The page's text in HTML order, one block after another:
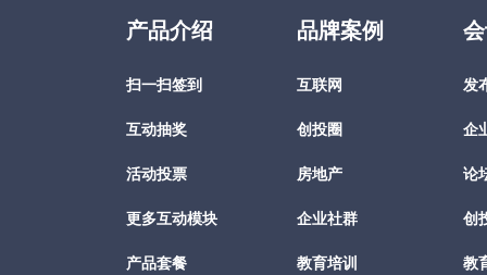
产品介绍
扫一扫签到
互动抽奖
活动投票
更多互动模块
产品套餐
品牌案例
互联网
创投圈
房地产
企业社群
教育培训
发
企
论
创
教